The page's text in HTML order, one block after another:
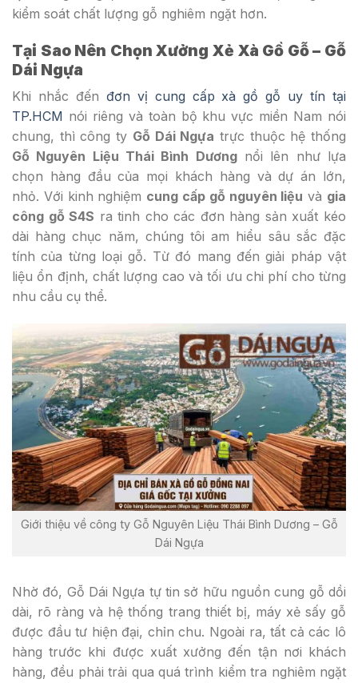
kiểm soát chất lượng gỗ nghiêm ngặt hơn.
Tại Sao Nên Chọn Xưởng Xẻ Xà Gồ Gỗ – Gỗ
Dái Ngựa
Khi nhắc đến đơn vị cung cấp xà gồ gỗ uy tín tại
TP.HCM nói riêng và toàn bộ khu vực miền Nam nói
chung, thì công ty Gỗ Dái Ngựa trực thuộc hệ thống
Gỗ Nguyên Liệu Thái Bình Dươngnổi lên như lựa
chọn hàng đầu của mọi khách hàng và dự án lớn,
nhỏ. Với kinh nghiệm cung cấp gỗ nguyên liệu và gia
công gỗ S4S ra tinh cho các đơn hàng sản xuất kéo
dài hàng chục năm, chúng tôi am hiểu sâu sắc đặc
tính của từng loại gỗ. Từ đó mang đến giải pháp vật
liệu ổn định, chất lượng cao và tối ưu chi phí cho từng
nhu cầu cụ thể.
Giới thiệu về công ty Gỗ Nguyên Liệu Thái Bình Dương – Gỗ
Dái Ngựa
Nhờ đó, Gỗ Dái Ngựa tự tin sở hữu nguồn cung gỗ dồi
dài, rõ ràng và hệ thống trang thiết bị, máy xẻ sấy gỗ
được đầu tư hiện đại, chỉn chu. Ngoài ra, tất cả các lô
hàng trước khi được xuất xưởng đến tận nơi khách
hàng, đều phải trải qua quá trình kiểm tra nghiêm ngặt